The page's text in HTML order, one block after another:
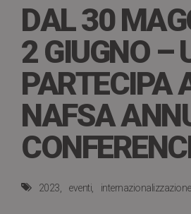
DAL 30
2 GIUGNO –
PARTECIPA
NAFSA
2023 eventi internazionalizzazione